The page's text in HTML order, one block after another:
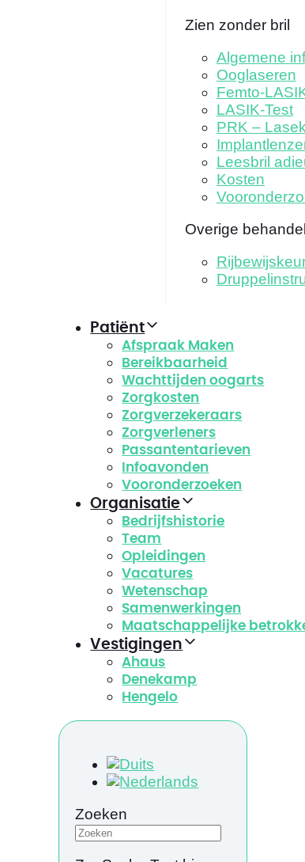
Zien zonder bril
Algemene
Ooglaseren
Femto-
LASIK-Test
PRK – Lasek
Leesbril
Kosten
Overige
Patiënt
Afspraak Maken
Bereikbaarheid
Wachttijden oogarts
Zorgkosten
Zorgverzekeraars
Zorgverleners
Passantentarieven
Infoavonden
Vooronderzoeken
Organisatie
Bedrijfshistorie
Team
Opleidingen
Vacatures
Wetenschap
Samenwerkingen
Maatschappelijke
Vestigingen
Ahaus
Denekamp
Hengelo
Zoeken